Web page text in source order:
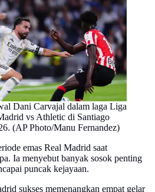
Dani Carvajal dalam laga Liga
vs Athletic di Santiago
(AP Photo/Manu Fernandez)
emas Real Madrid saat
Ia menyebut banyak sosok penting
puncak kejayaan.
sukses memenangkan empat gelar